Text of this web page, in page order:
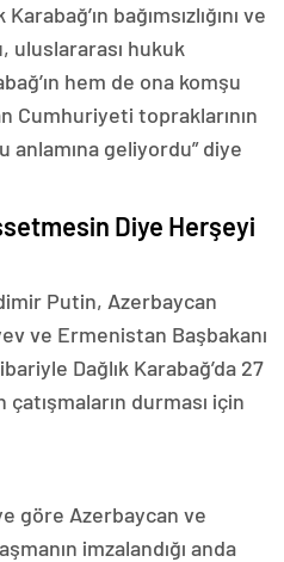
Karabağ’ın bağımsızlığını ve
uluslararası hukuk
hem de ona komşu
Cumhuriyeti topraklarının
anlamına geliyordu” diye
Diye Herşeyi
Putin, Azerbaycan
ve Ermenistan Başbakanı
Dağlık Karabağ’da 27
durması için
göre Azerbaycan ve
imzalandığı anda